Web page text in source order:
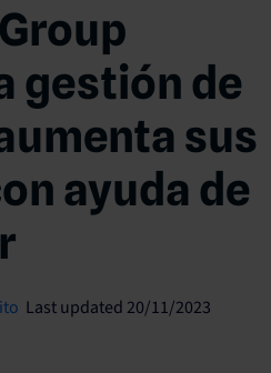
gestión de
sus
ayuda de
Last updated 20/11/2023